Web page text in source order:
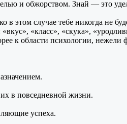
и обжорством. Знай — это
в этом случае тебе никогда не
«класс», «скука»,
к области психологии, нежели
в повседневной жизни.
успеха.